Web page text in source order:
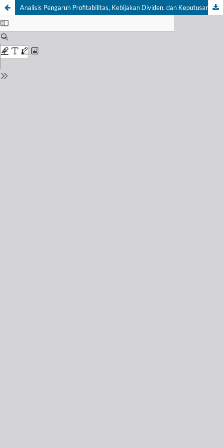
Analisis Pengaruh Profitabilitas, Kebijakan Dividen, dan Keputusan Investasi Terhadap Nilai Perusahaan (Studi Kasus PT. Ultra Jaya Tahun 2015-2022)